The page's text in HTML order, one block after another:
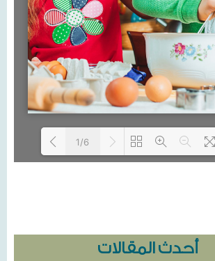
أحدث المقالات
1/6